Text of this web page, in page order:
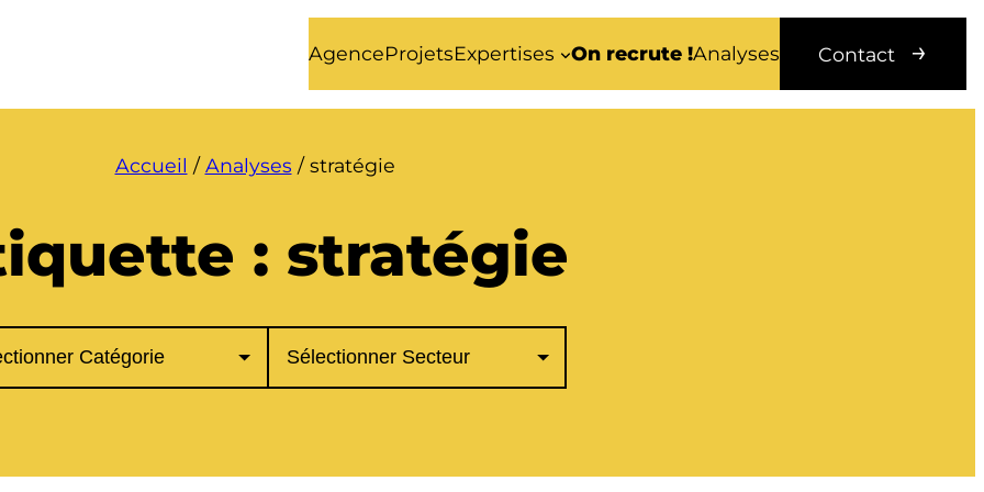
AgenceProjetsExpertises On recrute !Analyses Contact
Accueil / Analyses / stratégie
: stratégie